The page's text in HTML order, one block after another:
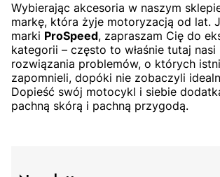
Wybierając akcesoria w naszym
markę, która żyje motoryzacją od lat.
marki ProSpeed, zapraszam Cię do
kategorii – często to właśnie tutaj
rozwiązania problemów, o których
zapomnieli, dopóki nie zobaczyli
Dopieść swój motocykl i siebie
pachną skórą i pachną przygodą.